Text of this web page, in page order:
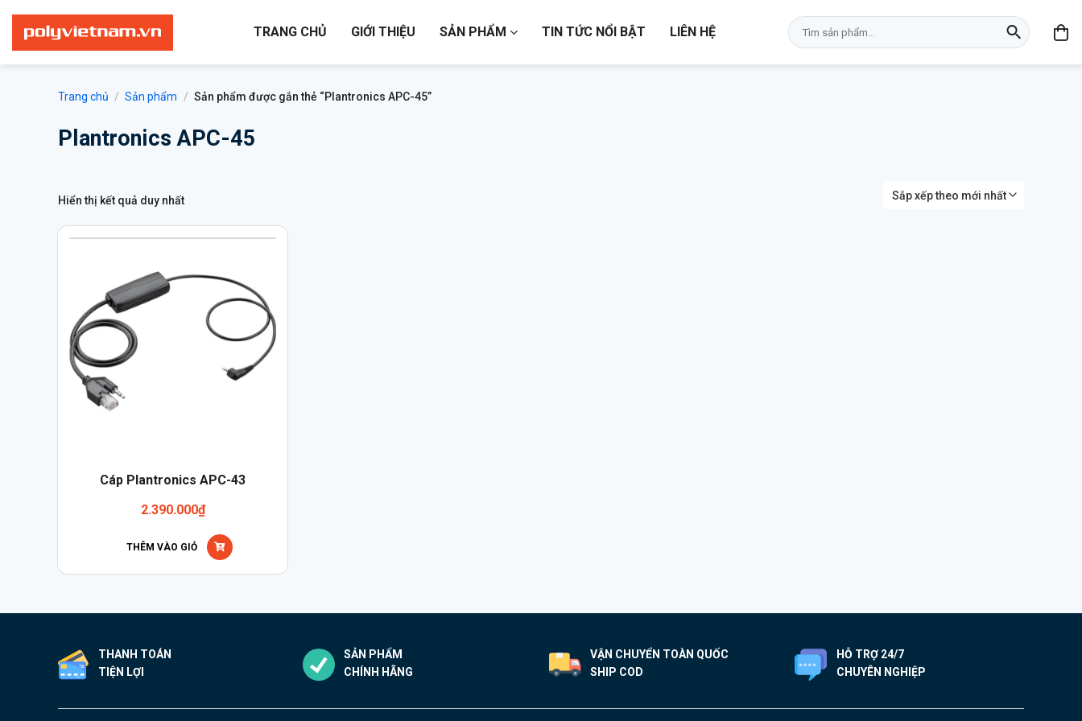
nội
dung
TRANG CHỦ GIỚI THIỆU SẢN PHẨM TIN TỨC NỔI BẬT LIÊN HỆ
Tìm
kiếm:
Trang chủ / Sản phẩm / Sản phẩm được gắn thẻ “Plantronics APC-45”
Plantronics APC-45
Hiển thị kết quả duy nhất
Cáp Plantronics APC-43
2.390.000₫
THÊM VÀO GIỎ
THANH TOÁN
TIỆN LỢI
SẢN PHẨM
CHÍNH HÃNG
VẬN CHUYỂN TOÀN QUỐC
SHIP COD
HỖ TRỢ 24/7
CHUYÊN NGHIỆP